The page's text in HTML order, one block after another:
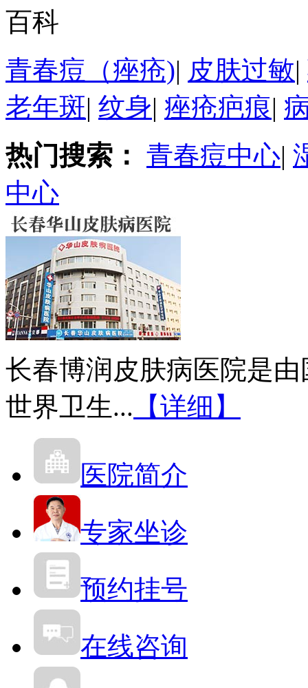
百科
青春痘（痤疮)| 皮肤过敏|
老年斑| 纹身| 痤疮疤痕|
热门搜索： 青春痘中心|
中心
长春博润皮肤病医院是
世界卫生... 【详细】
医院简介
专家坐诊
预约挂号
在线咨询